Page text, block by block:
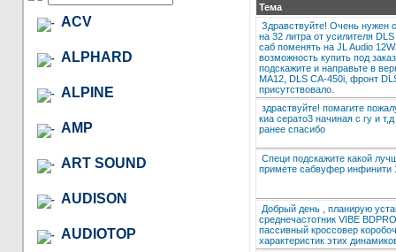
ACV
ALPHARD
ALPINE
AMP
ART SOUND
AUDISON
AUDIOTOP
Тема
Здравствуйте! Очень нужен
на 32 литра от усилителя
саб поменять на JL Audio
возможность купить под
подскажите и направьте в
MA12, DLS СА-450i, фронт
присутствовало.
здраствуйте! помагите
киа серато3 начиная с гу и
ранее спасибо
Cпеци подскажите какой
примете сабвуфер инфинити
Добрый день , планирую
среднечастотник VIBE
пассивный кроссовер
характеристик этих